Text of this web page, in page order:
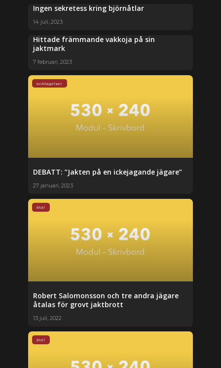
Ingen sekretess kring björnåtlar
14 juli, 2023
Hittade främmande vakkoja på sin
jaktmark
7 februari, 2023
anklagelser
DEBATT: ”Jakten på en ickejagande jägare”
27 januari, 2023
åtal
Robert Salomonsson och tre andra jägare
åtalas för grovt jaktbrott
13 juli, 2022
åtel